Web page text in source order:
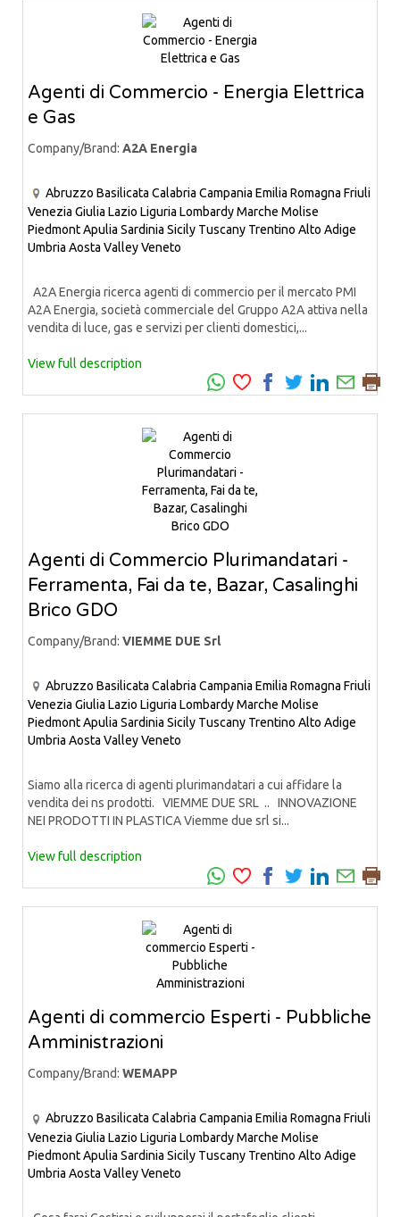
Agenti di Commercio - Energia Elettrica
e Gas
Company/Brand: A2A Energia
Abruzzo Basilicata Calabria Campania Emilia Romagna Friuli
Venezia Giulia Lazio Liguria LombardyMarche Molise
PiedmontApulia Sardinia Sicily Tuscany Trentino Alto Adige
Umbria Aosta ValleyVeneto
A2A Energia ricerca agenti di commercio per il mercato PMI
A2A Energia, società commerciale del Gruppo A2A attiva nella
vendita di luce, gas e servizi per clienti domestici,...
View full description
Agenti di Commercio Plurimandatari -
Ferramenta, Fai da te, Bazar, Casalinghi
Brico GDO
Company/Brand: VIEMME DUE Srl
Abruzzo Basilicata Calabria Campania Emilia Romagna Friuli
Venezia Giulia Lazio Liguria LombardyMarche Molise
PiedmontApulia Sardinia Sicily Tuscany Trentino Alto Adige
Umbria Aosta ValleyVeneto
Siamo alla ricerca di agenti plurimandatari a cui affidare la
vendita dei ns prodotti. VIEMME DUE SRL .. INNOVAZIONE
NEI PRODOTTI IN PLASTICA Viemme due srl si...
View full description
Agenti di commercio Esperti - Pubbliche
Amministrazioni
Company/Brand: WEMAPP
Abruzzo Basilicata Calabria Campania Emilia Romagna Friuli
Venezia Giulia Lazio Liguria LombardyMarche Molise
PiedmontApulia Sardinia Sicily Tuscany Trentino Alto Adige
Umbria Aosta ValleyVeneto